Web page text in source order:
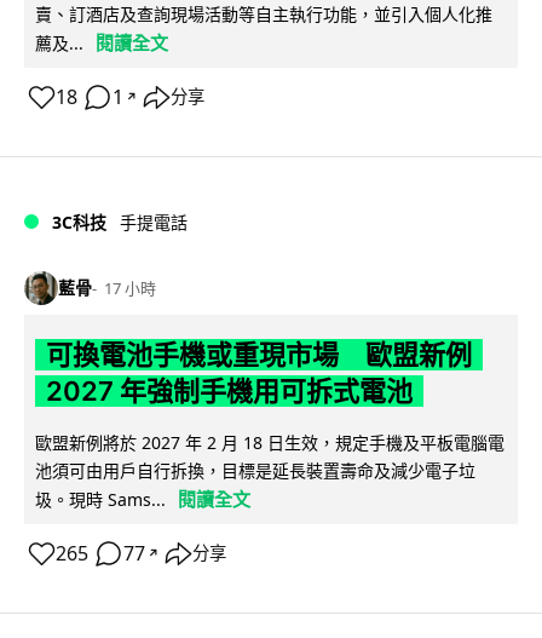
賣、訂酒店及查詢現場活動等自主執行功能，並引入個人化推
薦及...
閱讀全文
18 1 ↗ 分享
3C科技 手提電話
藍骨 17 小時
可換電池手機或重現市場 歐盟新例
2027 年強制手機用可拆式電池
歐盟新例將於 2027 年 2 月 18 日生效，規定手機及平板電腦電
池須可由用戶自行拆換，目標是延長裝置壽命及減少電子垃
圾。現時 Sams...
閱讀全文
265 77 ↗ 分享